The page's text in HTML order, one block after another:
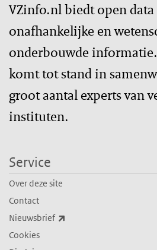
VZinfo.nl biedt open data
onafhankelijke en
onderbouwde
komt tot stand in
groot aantal experts van
instituten.
Service
Over deze site
Contact
Nieuwsbrief
Cookies